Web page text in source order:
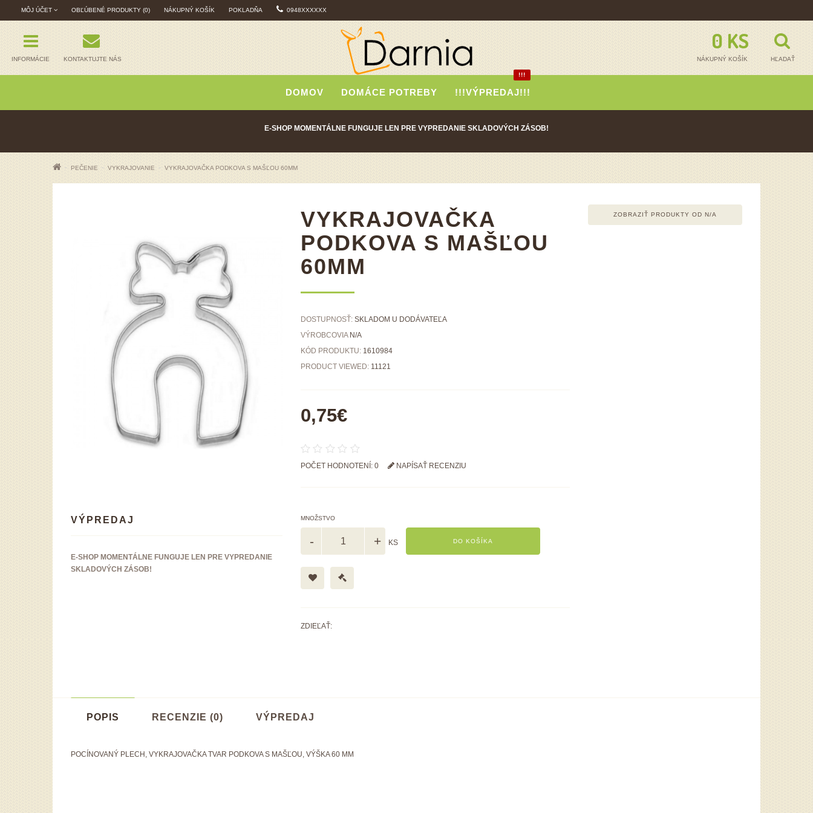
MÔJ ÚČET OBĽÚBENÉ PRODUKTY (0) NÁKUPNÝ KOŠÍK POKLADŇA 0948XXXXXX
INFORMÁCIE KONTAKTUJTE NÁS HĽADAŤ
0 KS -
NÁKUPNÝ KOŠÍK
DOMOV DOMÁCE POTREBY
!!!
!!!VÝPREDAJ!!!
E-SHOP MOMENTÁLNE FUNGUJE LEN PRE VYPREDANIE SKLADOVÝCH ZÁSOB!
PEČENIE VYKRAJOVANIE VYKRAJOVAČKA PODKOVA S MAŠĽOU 60MM
VÝPREDAJ
E-SHOP MOMENTÁLNE FUNGUJE LEN PRE VYPREDANIE
SKLADOVÝCH ZÁSOB!
VYKRAJOVAČKA
PODKOVA S MAŠĽOU
60MM
DOSTUPNOSŤ: SKLADOM U DODÁVATEĽA
VÝROBCOVIA N/A
KÓD PRODUKTU: 1610984
PRODUCT VIEWED: 11121
0,75€
POČET HODNOTENÍ: 0 NAPÍSAŤ RECENZIU
MNOŽSTVO
KS DO KOŠÍKA
ZDIEĽAŤ:
ZOBRAZIŤ PRODUKTY OD N/A
POPIS RECENZIE (0) VÝPREDAJ
POCÍNOVANÝ PLECH, VYKRAJOVAČKA TVAR PODKOVA S MAŠĽOU, VÝŠKA 60 MM